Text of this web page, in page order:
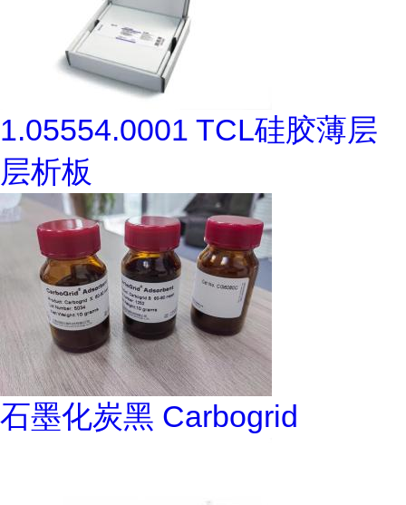
1.05554.0001 TCL硅胶薄层
层析板
石墨化炭黑 Carbogrid